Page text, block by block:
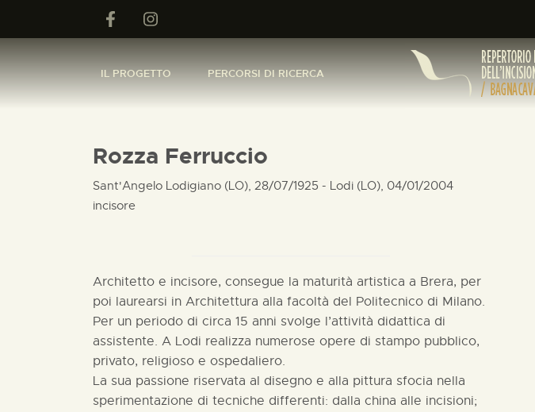
IL PROGETTO PERCORSI DI RICERCA
Rozza Ferruccio
Sant'Angelo Lodigiano (LO), 28/07/1925 - Lodi (LO), 04/01/2004
incisore
Architetto e incisore, consegue la maturità artistica a Brera, per
poi laurearsi in Architettura alla facoltà del Politecnico di Milano.
Per un periodo di circa 15 anni svolge l’attività didattica di
assistente. A Lodi realizza numerose opere di stampo pubblico,
privato, religioso e ospedaliero.
La sua passione riservata al disegno e alla pittura sfocia nella
sperimentazione di tecniche differenti: dalla china alle incisioni;